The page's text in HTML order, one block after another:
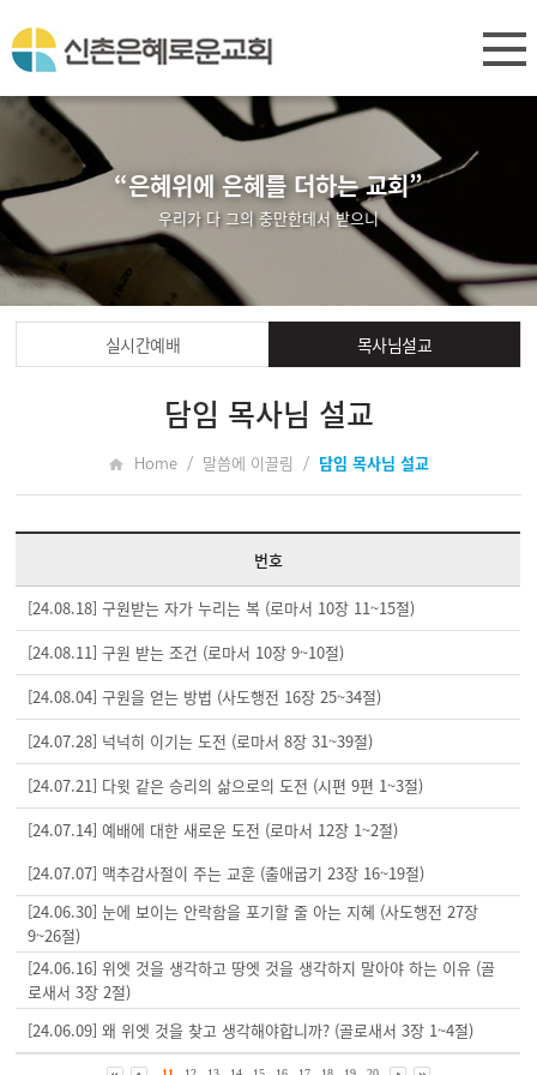
“은혜위에 은혜를 더하는 교회”
우리가 다 그의 충만한데서 받으니
실시간예배 목사님설교
담임 목사님 설교
Home / 말씀에 이끌림 / 담임 목사님 설교
번호
[24.08.18] 구원받는 자가 누리는 복 (로마서 10장 11~15절)
[24.08.11] 구원 받는 조건 (로마서 10장 9~10절)
[24.08.04] 구원을 얻는 방법 (사도행전 16장 25~34절)
[24.07.28] 넉넉히 이기는 도전 (로마서 8장 31~39절)
[24.07.21] 다윗 같은 승리의 삶으로의 도전 (시편 9편 1~3절)
[24.07.14] 예배에 대한 새로운 도전 (로마서 12장 1~2절)
[24.07.07] 맥추감사절이 주는 교훈 (출애굽기 23장 16~19절)
[24.06.30] 눈에 보이는 안락함을 포기할 줄 아는 지혜 (사도행전 27장
9~26절)
[24.06.16] 위엣 것을 생각하고 땅엣 것을 생각하지 말아야 하는 이유 (골
로새서 3장 2절)
[24.06.09] 왜 위엣 것을 찾고 생각해야합니까? (골로새서 3장 1~4절)